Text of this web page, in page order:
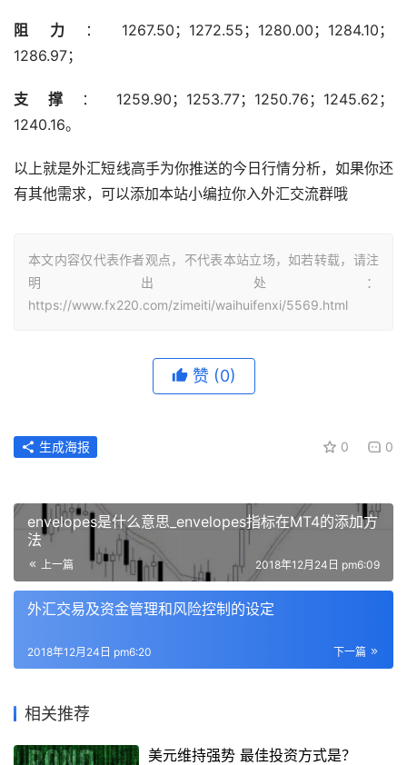
阻力
：1267.50；1272.55；1280.00；1284.10；
1286.97；
支撑
：1259.90；1253.77；1250.76；1245.62；
1240.16。
以上就是外汇短线高手为你推送的今日行情分析，如果你还
有其他需求，可以添加本站小编拉你入外汇交流群哦
本文内容仅代表作者观点，不代表本站立场，如若转载，请注
明出处：
https://www.fx220.com/zimeiti/waihuifenxi/5569.html
赞 (0)
0 0
生成海报
envelopes是什么意思_envelopes指标在MT4的添加方
法
上一篇 2018年12月24日 pm6:09
外汇交易及资金管理和风险控制的设定
下一篇
2018年12月24日 pm6:20
相关推荐
美元维持强势 最佳投资方式是？